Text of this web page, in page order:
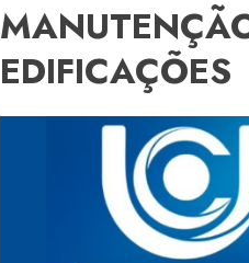
EDIFICAÇÕES